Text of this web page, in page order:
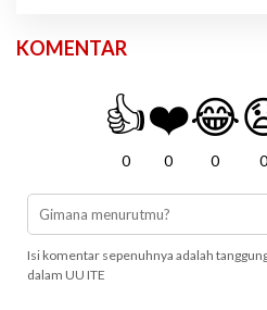
KOMENTAR
👍
0
❤️
0
😂
0 0
Isi komentar sepenuhnya adalah
dalam UU ITE